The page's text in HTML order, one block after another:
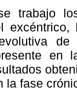
trabajo
en
la fase